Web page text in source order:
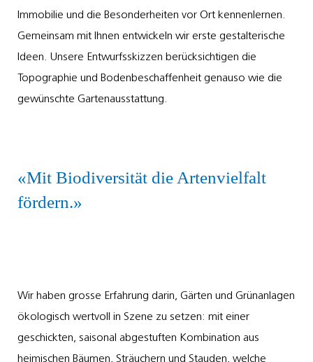
Immobilie und die Besonderheiten vor Ort kennenlernen.
Gemeinsam mit Ihnen entwickeln wir erste gestalterische
Ideen. Unsere Entwurfsskizzen berücksichtigen die
Topographie und Bodenbeschaffenheit genauso wie die
gewünschte Gartenausstattung.
Mit Biodiversität die Artenvielfalt
fördern.
Wir haben grosse Erfahrung darin, Gärten und Grünanlagen
ökologisch wertvoll in Szene zu setzen: mit einer
geschickten, saisonal abgestuften Kombination aus
heimischen Bäumen, Sträuchern und Stauden, welche